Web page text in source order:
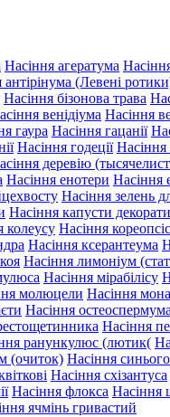
Насіння агератума
антірінума (Левені
Насіння бізонова трава
венідіума Насіння
гаура Насіння гацанії
Насіння годеції
деревію
Насіння енотери Насіння
Насіння зелень
Насіння капусти
колеусу Насіння кореопсіс
Насіння ксерантеума
Насіння лимоніум
Насіння мірабілісу
молюцели Насіння
Насіння
Насіння
ранункулюс (лютик(
(очиток) Насіння
Насіння схізантуса
Насіння флокса Насіння
ячмінь гривастий